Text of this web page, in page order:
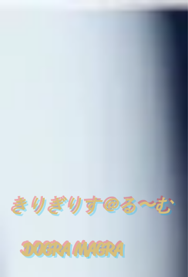
きりぎりす＠る〜む
DOGRA MAGRA